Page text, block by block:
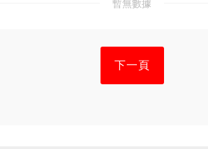
暫無數據
下一頁